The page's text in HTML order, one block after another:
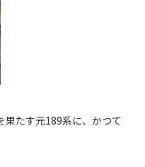
たす元189系に、かつて